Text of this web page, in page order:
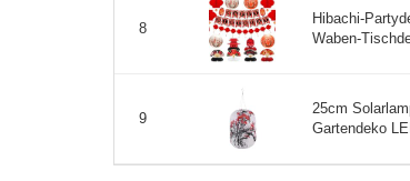
8
Hibachi-
Waben-
9
25cm
Gartendeko